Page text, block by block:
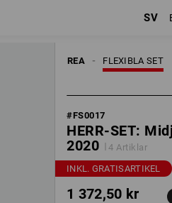
SV
REA
FLEXIBLA SET
#FS0017
HERR-SET:
2020
4 Artiklar
INKL. GRATISARTIKEL
1 372,50 kr
plus fraktavgifter